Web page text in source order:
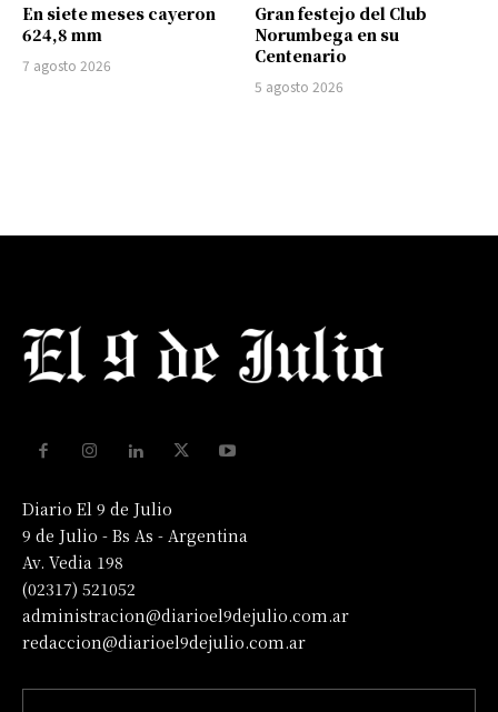
En siete meses cayeron
624,8 mm
7 agosto 2026
Gran festejo del Club
Norumbega en su
Centenario
5 agosto 2026
Diario El 9 de Julio
9 de Julio - Bs As - Argentina
Av. Vedia 198
(02317) 521052
administracion@diarioel9dejulio.com.ar
redaccion@diarioel9dejulio.com.ar